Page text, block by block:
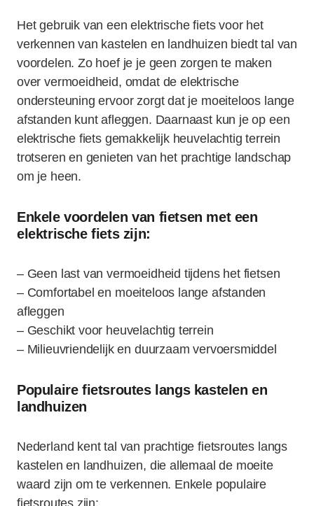
Het gebruik van een elektrische fiets voor het
verkennen van kastelen en landhuizen biedt tal van
voordelen. Zo hoef je je geen zorgen te maken
over vermoeidheid, omdat de elektrische
ondersteuning ervoor zorgt dat je moeiteloos lange
afstanden kunt afleggen. Daarnaast kun je op een
elektrische fiets gemakkelijk heuvelachtig terrein
trotseren en genieten van het prachtige landschap
om je heen.
Enkele voordelen van fietsen met een
elektrische fiets zijn:
– Geen last van vermoeidheid tijdens het fietsen
– Comfortabel en moeiteloos lange afstanden
afleggen
– Geschikt voor heuvelachtig terrein
– Milieuvriendelijk en duurzaam vervoersmiddel
Populaire fietsroutes langs kastelen en
landhuizen
Nederland kent tal van prachtige fietsroutes langs
kastelen en landhuizen, die allemaal de moeite
waard zijn om te verkennen. Enkele populaire
fietsroutes zijn: